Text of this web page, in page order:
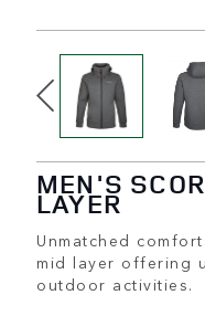
MEN'S
LAYER
Unmatched
mid layer offering
outdoor activities.